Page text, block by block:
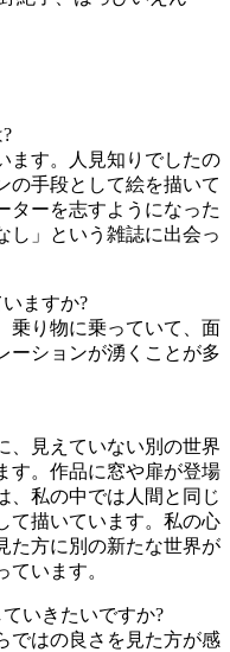
ます。人見知りでしたの
の手段として絵を描いて
ターを志すようになった
し」という雑誌に出会っ
ますか?
乗り物に乗っていて、面
ーションが湧くことが多
、見えていない別の世界
す。作品に窓や扉が登場
、私の中では人間と同じ
て描いています。私の心
た方に別の新たな世界が
います。
いきたいですか?
ではの良さを見た方が感